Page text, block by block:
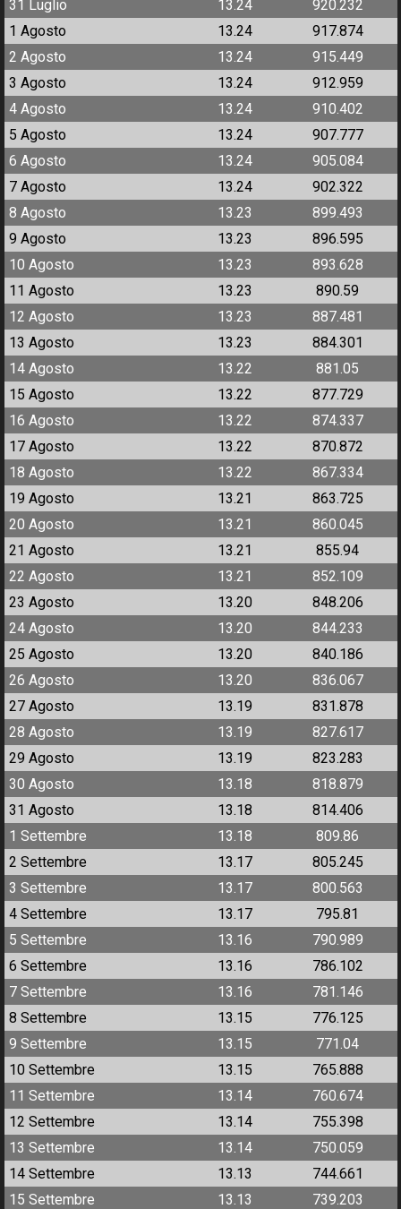
31 Luglio
13.24
920.232
1 Agosto
13.24
917.874
2 Agosto
13.24
915.449
3 Agosto
13.24
912.959
4 Agosto
13.24
910.402
5 Agosto
13.24
907.777
6 Agosto
13.24
905.084
7 Agosto
13.24
902.322
8 Agosto
13.23
899.493
9 Agosto
13.23
896.595
10 Agosto
13.23
893.628
11 Agosto
13.23
890.59
12 Agosto
13.23
887.481
13 Agosto
13.23
884.301
14 Agosto
13.22
881.05
15 Agosto
13.22
877.729
16 Agosto
13.22
874.337
17 Agosto
13.22
870.872
18 Agosto
13.22
867.334
19 Agosto
13.21
863.725
20 Agosto
13.21
860.045
21 Agosto
13.21
855.94
22 Agosto
13.21
852.109
23 Agosto
13.20
848.206
24 Agosto
13.20
844.233
25 Agosto
13.20
840.186
26 Agosto
13.20
836.067
27 Agosto
13.19
831.878
28 Agosto
13.19
827.617
29 Agosto
13.19
823.283
30 Agosto
13.18
818.879
31 Agosto
13.18
814.406
1 Settembre
13.18
809.86
2 Settembre
13.17
805.245
3 Settembre
13.17
800.563
4 Settembre
13.17
795.81
5 Settembre
13.16
790.989
6 Settembre
13.16
786.102
7 Settembre
13.16
781.146
8 Settembre
13.15
776.125
9 Settembre
13.15
771.04
10 Settembre
13.15
765.888
11 Settembre
13.14
760.674
12 Settembre
13.14
755.398
13 Settembre
13.14
750.059
14 Settembre
13.13
744.661
15 Settembre
13.13 739.203